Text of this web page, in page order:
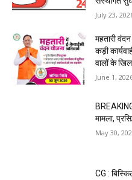
July 23,
महतारी
कड़ी
वालों के
June 1,
मामला,
May 30,
CG :